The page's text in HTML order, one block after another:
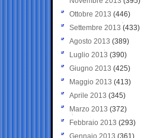
Ottobre 2013 (446)
Settembre 2013 (433)
Agosto 2013 (389)
Luglio 2013 (390)
Giugno 2013 (425)
Maggio 2013 (413)
Aprile 2013 (345)
Marzo 2013 (372)
Febbraio 2013 (293)
Gennaio 2013 (361)